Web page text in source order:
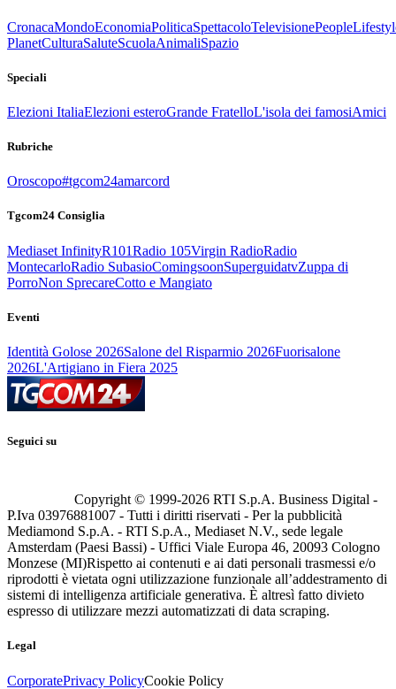
CronacaMondoEconomiaPoliticaSpettacoloTelevisionePeople
PlanetCulturaSaluteScuolaAnimaliSpazio
Speciali
Elezioni ItaliaElezioni esteroGrande FratelloL'isola dei famosiAmici
Rubriche
Oroscopo#tgcom24amarcord
Tgcom24 Consiglia
Mediaset InfinityR101Radio 105Virgin RadioRadio
MontecarloRadio SubasioComingsoonSuperguidatvZuppa di
PorroNon SprecareCotto e Mangiato
Eventi
Identità Golose 2026Salone del Risparmio 2026Fuorisalone
2026L'Artigiano in Fiera 2025
Seguici su
Copyright © 1999-2026 RTI S.p.A. Business Digital -
P.Iva 03976881007 - Tutti i diritti riservati - Per la pubblicità
Mediamond S.p.A. - RTI S.p.A., Mediaset N.V., sede legale
Amsterdam (Paesi Bassi) - Uffici Viale Europa 46, 20093 Cologno
Monzese (MI)Rispetto ai contenuti e ai dati personali trasmessi e/o
riprodotti è vietata ogni utilizzazione funzionale all’addestramento di
sistemi di intelligenza artificiale generativa. È altresì fatto divieto
espresso di utilizzare mezzi automatizzati di data scraping.
Legal
CorporatePrivacy PolicyCookie Policy